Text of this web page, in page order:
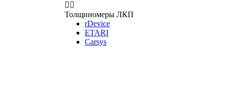
 
Толщиномеры ЛКП
rDevice
ETARI
Carsys